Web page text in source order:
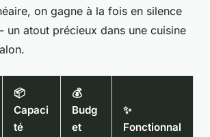
on gagne à la fois en silence
un atout précieux dans une cuisine
📦
Capaci
té
💰
Budg
et
✨
Fonctionnal